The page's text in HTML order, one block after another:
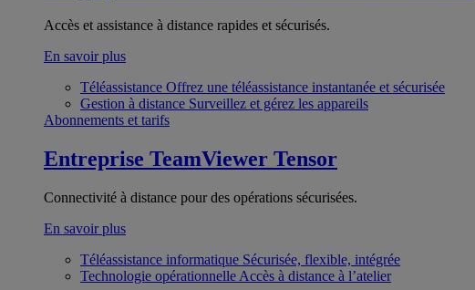
Accès et assistance à distance rapides et sécurisés.
En savoir plus
Téléassistance Offrez une téléassistance instantanée et sécurisée
Gestion à distance Surveillez et gérez les appareils
Abonnements et tarifs
Entreprise TeamViewer Tensor
Connectivité à distance pour des opérations sécurisées.
En savoir plus
Téléassistance informatique Sécurisée, flexible, intégrée
Technologie opérationnelle Accès à distance à l’atelier